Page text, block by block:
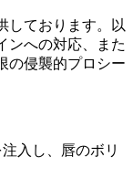
しております。以
ンへの対応、また
の侵襲的プロシー
入し、唇のボリ